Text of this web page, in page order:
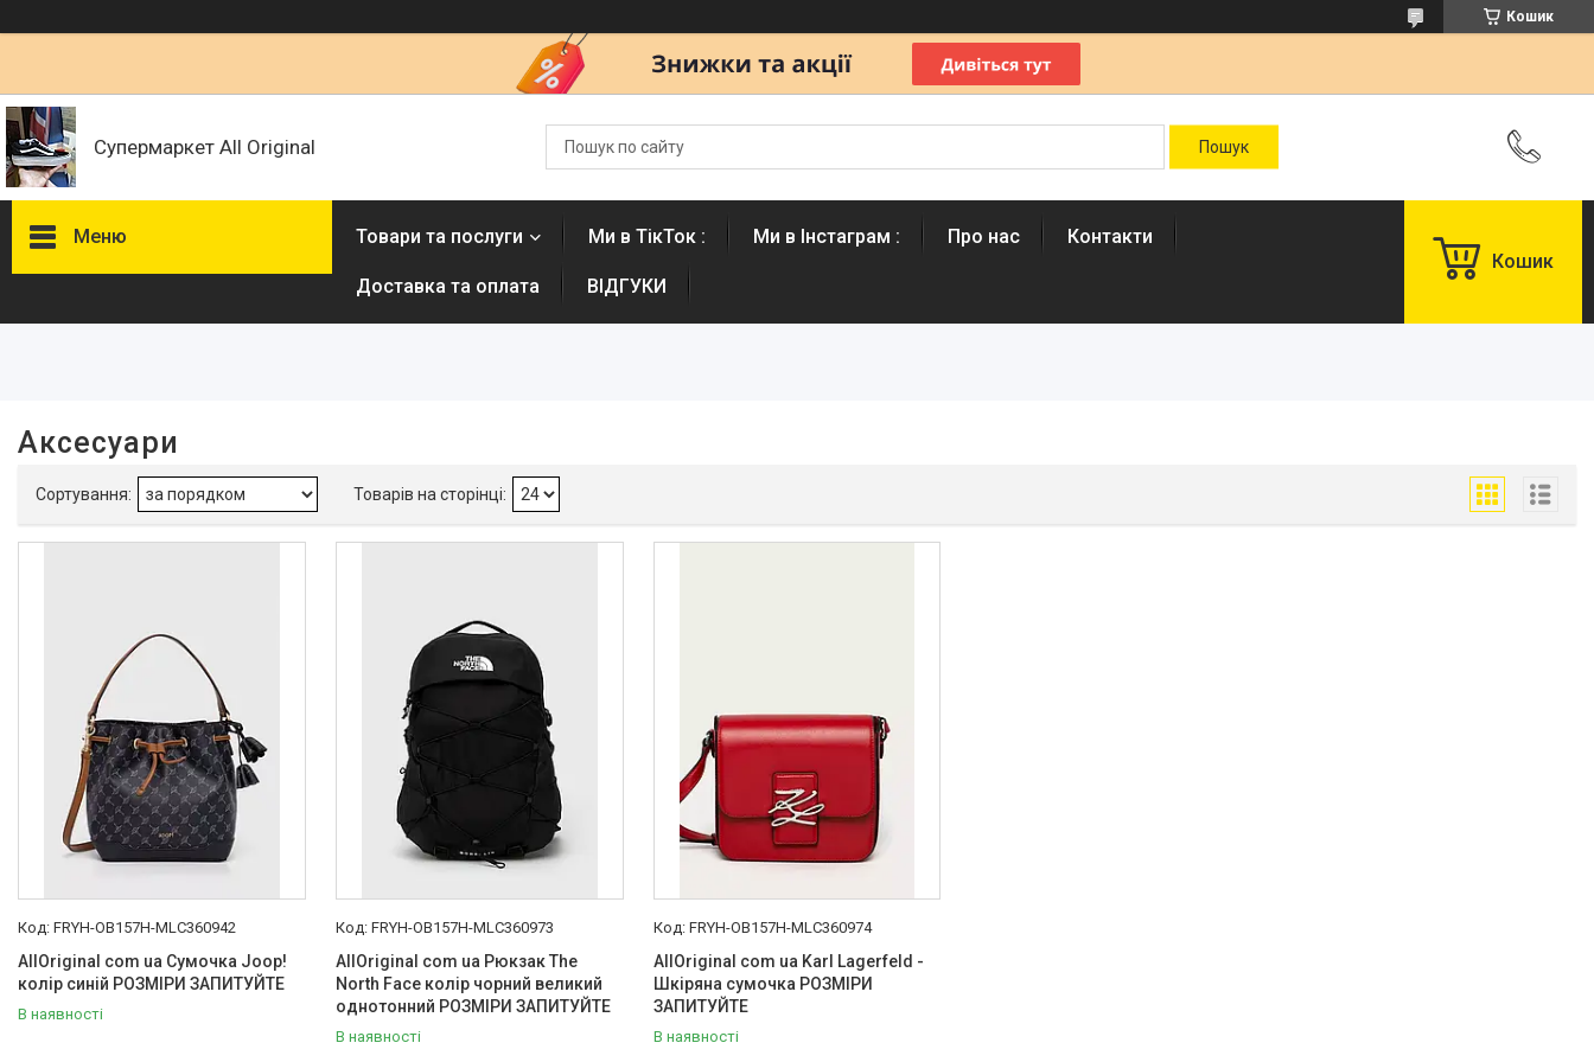
Кошик
Супермаркет All Original
Меню
В наявності 3
Ми в ТікТок :
Ми в Інстаграм :
Товари та послуги Ми в ТікТок : Ми в Інстаграм : Про нас Контакти
Доставка та оплата ВІДГУКИ
Кошик
Аксесуари
FRYH-OB157H-MLC360942
AllOriginal com ua Сумочка Joop!
колір синій РОЗМІРИ ЗАПИТУЙТЕ
В наявності
FRYH-OB157H-MLC360973
AllOriginal com ua Рюкзак The
North Face колір чорний великий
однотонний РОЗМІРИ ЗАПИТУЙТЕ
В наявності
FRYH-OB157H-MLC360974
AllOriginal com ua Karl Lagerfeld -
Шкіряна сумочка РОЗМІРИ
ЗАПИТУЙТЕ
В наявності